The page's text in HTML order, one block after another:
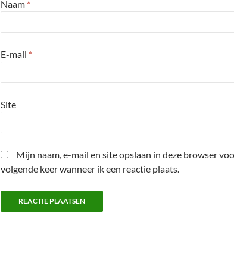
Naam *
E-mail *
Site
Mijn naam, e-mail en site opslaan in deze browser
volgende keer wanneer ik een reactie plaats.